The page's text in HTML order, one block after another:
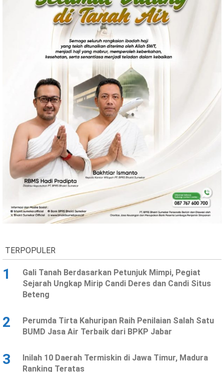
TERPOPULER
1
Gali Tanah Berdasarkan Petunjuk Mimpi, Pegiat
Sejarah Ungkap Mirip Candi Deres dan Candi Situs
Beteng
2
Perumda Tirta Kahuripan Raih Penilaian Salah Satu
BUMD Jasa Air Terbaik dari BPKP Jabar
3
Inilah 10 Daerah Termiskin di Jawa Timur, Madura
Ranking Teratas